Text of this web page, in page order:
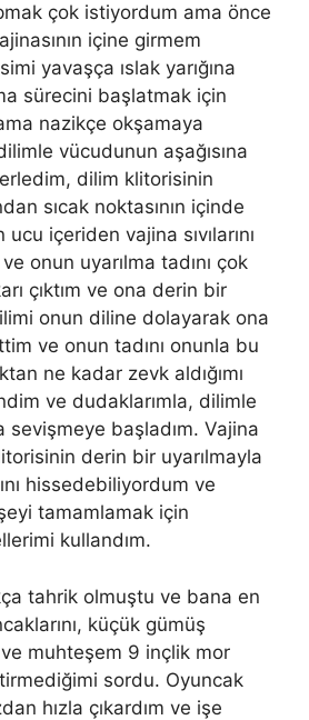
çok istiyordum ama önce
içine girmem
yavaşça ıslak yarığına
sürecini başlatmak için
nazikçe okşamaya
vücudunun aşağısına
dilim klitorisinin
sıcak noktasının içinde
içeriden vajina sıvılarını
onun uyarılma tadını çok
çıktım ve ona derin bir
onun diline dolayarak ona
ve onun tadını onunla bu
ne kadar zevk aldığımı
ve dudaklarımla, dilimle
sevişmeye başladım. Vajina
derin bir uyarılmayla
hissedebiliyordum ve
tamamlamak için
kullandım.
tahrik olmuştu ve bana en
küçük gümüş
muhteşem 9 inçlik mor
sordu. Oyuncak
hızla çıkardım ve işe